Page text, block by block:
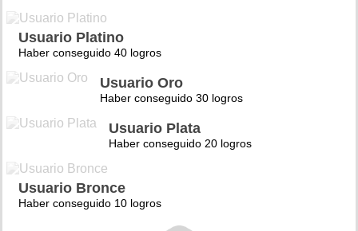
Usuario Platino
Haber conseguido 40 logros
Usuario Oro
Haber conseguido 30 logros
Usuario Plata
Haber conseguido 20 logros
Usuario Bronce
Haber conseguido 10 logros